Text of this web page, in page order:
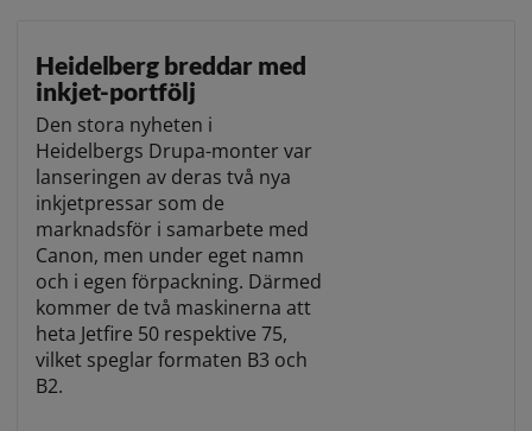
Heidelberg breddar med
inkjet-portfölj
Den stora nyheten i
Heidelbergs Drupa-monter var
lanseringen av deras två nya
inkjetpressar som de
marknadsför i samarbete med
Canon, men under eget namn
och i egen förpackning. Därmed
kommer de två maskinerna att
heta Jetfire 50 respektive 75,
vilket speglar formaten B3 och
B2.